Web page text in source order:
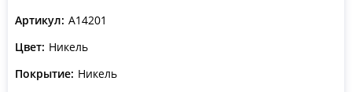
Артикул: A14201
Цвет: Никель
Покрытие: Никель